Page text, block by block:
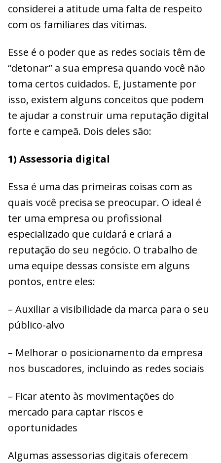
considerei a atitude uma falta de respeito
com os familiares das vítimas.
Esse é o poder que as redes sociais têm de
“detonar” a sua empresa quando você não
toma certos cuidados. E, justamente por
isso, existem alguns conceitos que podem
te ajudar a construir uma reputação digital
forte e campeã. Dois deles são:
1) Assessoria digital
Essa é uma das primeiras coisas com as
quais você precisa se preocupar. O ideal é
ter uma empresa ou profissional
especializado que cuidará e criará a
reputação do seu negócio. O trabalho de
uma equipe dessas consiste em alguns
pontos, entre eles:
– Auxiliar a visibilidade da marca para o seu
público-alvo
– Melhorar o posicionamento da empresa
nos buscadores, incluindo as redes sociais
– Ficar atento às movimentações do
mercado para captar riscos e
oportunidades
Algumas assessorias digitais oferecem